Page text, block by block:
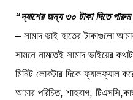
“দ্যাশের জন্য ৩০ টাকা দিতে
– সামাদ ভাই হাতের টাকাগুলো
সামনে নামতেই সামাদ ভাইয়ের
মিনিট লোকটার দিকে ফ্যালফ্যাল
আমার পরিচিত, শাহবাগ,